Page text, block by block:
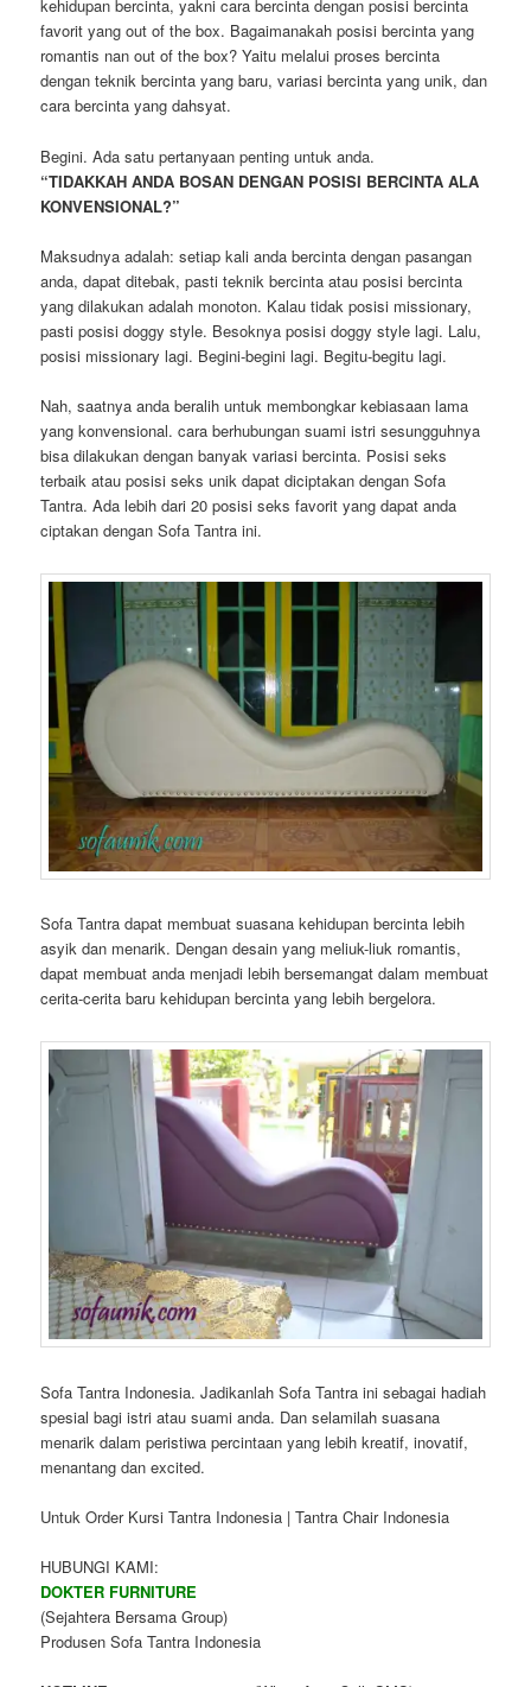
kehidupan bercinta, yakni cara bercinta dengan posisi bercinta
favorit yang out of the box. Bagaimanakah posisi bercinta yang
romantis nan out of the box? Yaitu melalui proses bercinta
dengan teknik bercinta yang baru, variasi bercinta yang unik, dan
cara bercinta yang dahsyat.
Begini. Ada satu pertanyaan penting untuk anda.
“TIDAKKAH ANDA BOSAN DENGAN POSISI BERCINTA ALA
KONVENSIONAL?”
Maksudnya adalah: setiap kali anda bercinta dengan pasangan
anda, dapat ditebak, pasti teknik bercinta atau posisi bercinta
yang dilakukan adalah monoton. Kalau tidak posisi missionary,
pasti posisi doggy style. Besoknya posisi doggy style lagi. Lalu,
posisi missionary lagi. Begini-begini lagi. Begitu-begitu lagi.
Nah, saatnya anda beralih untuk membongkar kebiasaan lama
yang konvensional. cara berhubungan suami istri sesungguhnya
bisa dilakukan dengan banyak variasi bercinta. Posisi seks
terbaik atau posisi seks unik dapat diciptakan dengan Sofa
Tantra. Ada lebih dari 20 posisi seks favorit yang dapat anda
ciptakan dengan Sofa Tantra ini.
Sofa Tantra dapat membuat suasana kehidupan bercinta lebih
asyik dan menarik. Dengan desain yang meliuk-liuk romantis,
dapat membuat anda menjadi lebih bersemangat dalam membuat
cerita-cerita baru kehidupan bercinta yang lebih bergelora.
Sofa Tantra Indonesia. Jadikanlah Sofa Tantra ini sebagai hadiah
spesial bagi istri atau suami anda. Dan selamilah suasana
menarik dalam peristiwa percintaan yang lebih kreatif, inovatif,
menantang dan excited.
Untuk Order Kursi Tantra Indonesia | Tantra Chair Indonesia
HUBUNGI KAMI:
DOKTER FURNITURE
(Sejahtera Bersama Group)
Produsen Sofa Tantra Indonesia